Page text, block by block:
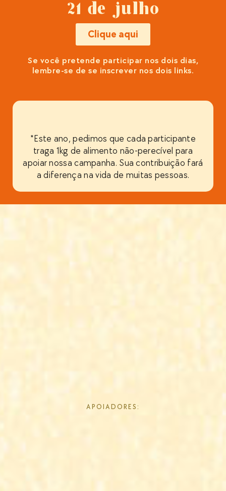
21 de julho
Clique aqui
Se você pretende participar nos dois dias,
lembre-se de se inscrever nos dois links.
*Este ano, pedimos que cada participante
traga 1kg de alimento não-perecível para
apoiar nossa campanha. Sua contribuição fará
a diferença na vida de muitas pessoas.
APOIADORES: